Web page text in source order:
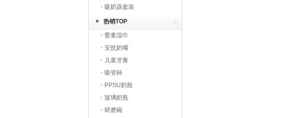
吸奶器套装
热销TOP
婴童湿巾
安抚奶嘴
儿童牙膏
吸管杯
PPSU奶瓶
玻璃奶瓶
研磨碗